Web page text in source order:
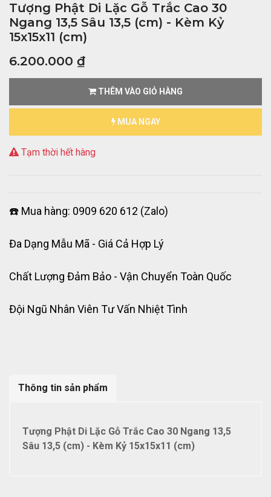
Tượng Phật Di Lặc Gỗ Trắc Cao 30
Ngang 13,5 Sâu 13,5 (cm) - Kèm Kỷ
15x15x11 (cm)
6.200.000 ₫
THÊM VÀO GIỎ HÀNG
MUA NGAY
Tạm thời hết hàng
☎️ Mua hàng: 0909 620 612 (Zalo)
Đa Dạng Mẫu Mã - Giá Cả Hợp Lý
Chất Lượng Đảm Bảo - Vận Chuyển Toàn Quốc
Đội Ngũ Nhân Viên Tư Vấn Nhiệt Tình
Thông tin sản phẩm
Tượng Phật Di Lặc Gỗ Trắc Cao 30 Ngang 13,5
Sâu 13,5 (cm) - Kèm Kỷ 15x15x11 (cm)